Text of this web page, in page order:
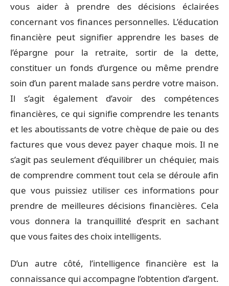
vous aider à prendre des décisions éclairées
concernant vos finances personnelles. L’éducation
financière peut signifier apprendre les bases de
l’épargne pour la retraite, sortir de la dette,
constituer un fonds d’urgence ou même prendre
soin d’un parent malade sans perdre votre maison.
Il s’agit également d’avoir des compétences
financières, ce qui signifie comprendre les tenants
et les aboutissants de votre chèque de paie ou des
factures que vous devez payer chaque mois. Il ne
s’agit pas seulement d’équilibrer un chéquier, mais
de comprendre comment tout cela se déroule afin
que vous puissiez utiliser ces informations pour
prendre de meilleures décisions financières. Cela
vous donnera la tranquillité d’esprit en sachant
que vous faites des choix intelligents.
D’un autre côté, l’intelligence financière est la
connaissance qui accompagne l’obtention d’argent.